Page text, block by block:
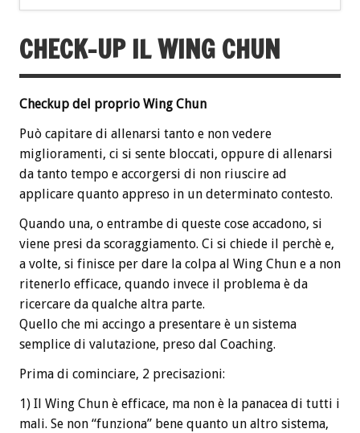
CHECK-UP IL WING CHUN
Checkup del proprio Wing Chun
Può capitare di allenarsi tanto e non vedere
miglioramenti, ci si sente bloccati, oppure di allenarsi
da tanto tempo e accorgersi di non riuscire ad
applicare quanto appreso in un determinato contesto.
Quando una, o entrambe di queste cose accadono, si
viene presi da scoraggiamento. Ci si chiede il perchè e,
a volte, si finisce per dare la colpa al Wing Chun e a non
ritenerlo efficace, quando invece il problema è da
ricercare da qualche altra parte.
Quello che mi accingo a presentare è un sistema
semplice di valutazione, preso dal Coaching.
Prima di cominciare, 2 precisazioni:
1) Il Wing Chun è efficace, ma non è la panacea di tutti i
mali. Se non “funziona” bene quanto un altro sistema,